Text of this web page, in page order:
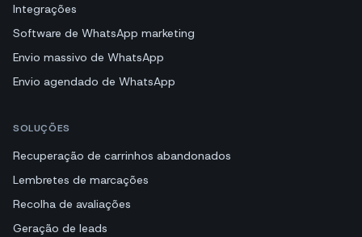
Integrações
Software de WhatsApp marketing
Envio massivo de WhatsApp
Envio agendado de WhatsApp
SOLUÇÕES
Recuperação de carrinhos abandonados
Lembretes de marcações
Recolha de avaliações
Geração de leads